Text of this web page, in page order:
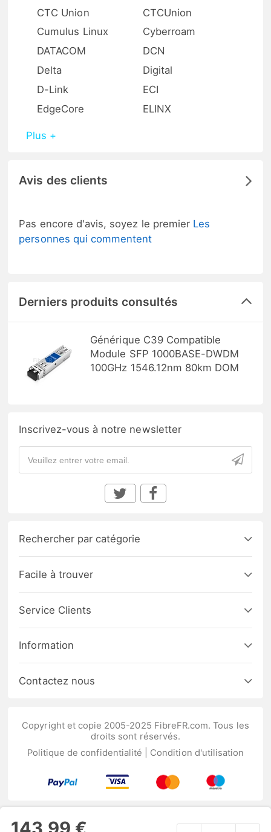
CTC Union
CTCUnion
Cumulus Linux
Cyberroam
DATACOM
DCN
Delta
Digital
D-Link
ECI
EdgeCore
ELINX
Plus +
Avis des clients
Pas encore d'avis, soyez le premier Les
personnes qui commentent
Derniers produits consultés
Générique C39 Compatible
Module SFP 1000BASE-DWDM
100GHz 1546.12nm 80km DOM
Inscrivez-vous à notre newsletter
Rechercher par catégorie
Facile à trouver
Service Clients
Information
Contactez nous
Copyright et copie 2005-2025 FibreFR.com. Tous les
droits sont réservés.
Politique de confidentialité
Condition d'utilisation